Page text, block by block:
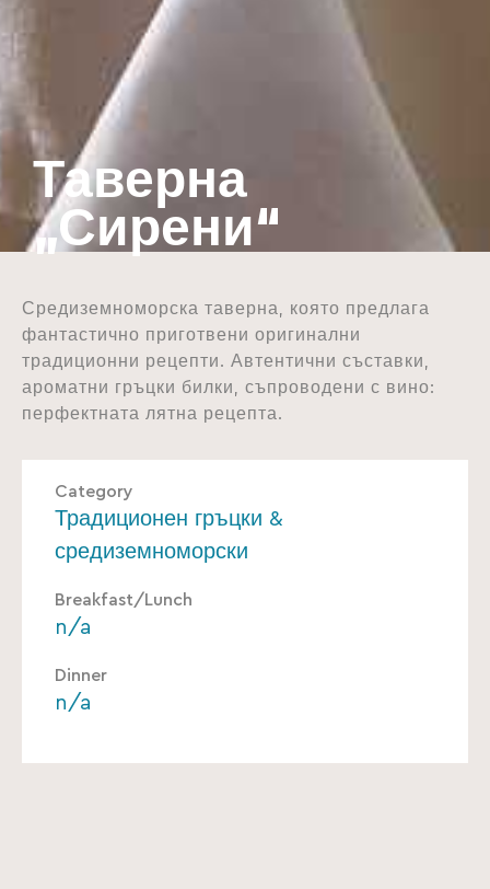
Таверна
„Сирени“
Средиземноморска таверна, която предлага
фантастично приготвени оригинални
традиционни рецепти. Автентични съставки,
ароматни гръцки билки, съпроводени с вино:
перфектната лятна рецепта.
Category
Традиционен гръцки &
средиземноморски
Breakfast/Lunch
n/a
Dinner
n/a